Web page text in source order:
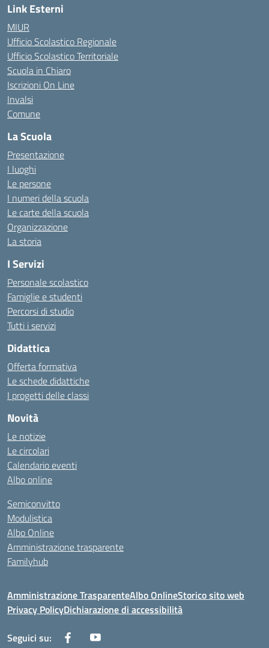
Link Esterni
MIUR
Ufficio Scolastico Regionale
Ufficio Scolastico Territoriale
Scuola in Chiaro
Iscrizioni On Line
Invalsi
Comune
La Scuola
Presentazione
I luoghi
Le persone
I numeri della scuola
Le carte della scuola
Organizzazione
La storia
I Servizi
Personale scolastico
Famiglie e studenti
Percorsi di studio
Tutti i servizi
Didattica
Offerta formativa
Le schede didattiche
I progetti delle classi
Novità
Le notizie
Le circolari
Calendario eventi
Albo online
Semiconvitto
Modulistica
Albo Online
Amministrazione trasparente
Familyhub
Amministrazione TrasparenteAlbo OnlineStorico sito web
Privacy PolicyDichiarazione di accessibilità
Seguici su: